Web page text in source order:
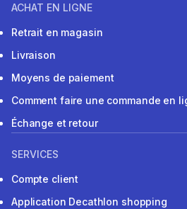
ACHAT EN LIGNE
Retrait en magasin
Livraison
Moyens de paiement
Comment faire une commande en
Échange et retour
SERVICES
Compte client
Application Decathlon shopping